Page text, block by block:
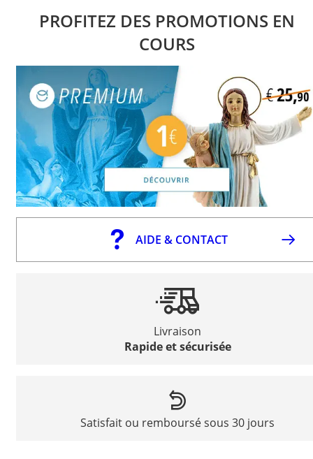
PROFITEZ DES PROMOTIONS EN
COURS
AIDE & CONTACT
Livraison
Rapide et sécurisée
Satisfait ou remboursé sous 30 jours